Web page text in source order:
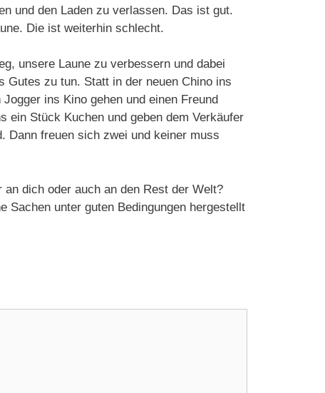
und den Laden zu verlassen. Das ist gut.
Die ist weiterhin schlecht.
unsere Laune zu verbessern und dabei
Gutes zu tun. Statt in der neuen Chino ins
ins Kino gehen und einen Freund
ein Stück Kuchen und geben dem Verkäufer
Dann freuen sich zwei und keiner muss
an dich oder auch an den Rest der Welt?
Sachen unter guten Bedingungen hergestellt